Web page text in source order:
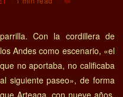
parrilla. Con la cordillera de
los Andes como escenario, «el
que no aportaba, no calificaba
al siguiente paseo», de forma
que Arteaga, con nueve años,